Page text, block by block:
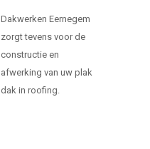
Dakwerken Eernegem
zorgt tevens voor de
constructie en
afwerking van uw plak
dak in roofing.